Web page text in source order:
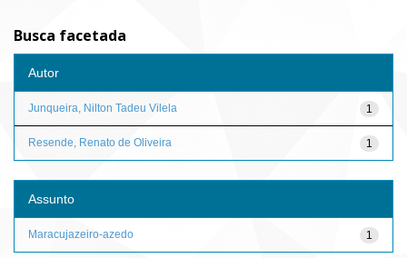
Busca facetada
Autor
1
Junqueira, Nilton Tadeu Vilela
1
Resende, Renato de Oliveira
Assunto
1
Maracujazeiro-azedo